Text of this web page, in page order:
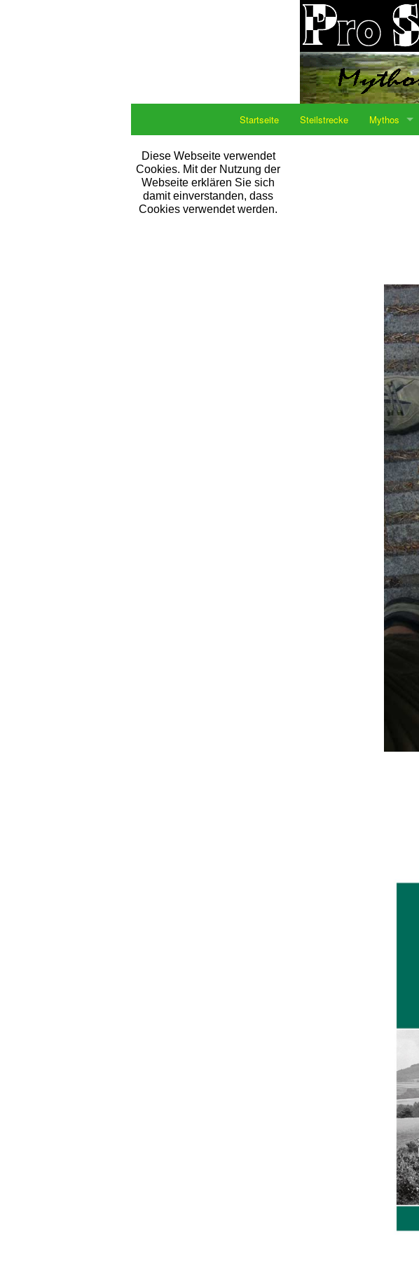
Startseite Steilstrecke Mythos
Diese Webseite verwendet
Cookies. Mit der Nutzung der
Webseite erklären Sie sich
damit einverstanden, dass
Cookies verwendet werden.